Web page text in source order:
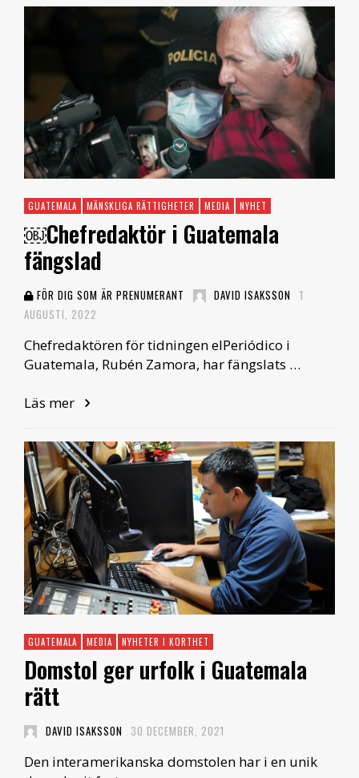
GUATEMALA MÄNSKLIGA RÄTTIGHETER MEDIA NYHET
￼Chefredaktör i Guatemala
fängslad
FÖR DIG SOM ÄR PRENUMERANT DAVID ISAKSSON 1
AUGUSTI, 2022
Chefredaktören för tidningen elPeriódico i
Guatemala, Rubén Zamora, har fängslats …
Läs mer
GUATEMALA MEDIA NYHETER I KORTHET
Domstol ger urfolk i Guatemala
rätt
DAVID ISAKSSON 30 DECEMBER, 2021
Den interamerikanska domstolen har i en unik